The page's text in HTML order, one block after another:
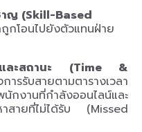
าญ (Skill-Based
ถูกโอนไปยังตัวแทนฝ่าย
และสถานะ (Time &
ารรับสายตามตารางเวลา
กงานที่กำลังออนไลน์และ
ายที่ไม่ได้รับ (Missed